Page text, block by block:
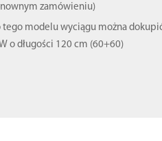
zamówieniu)
tego modelu wyciągu można
o długości 120 cm (60+60)